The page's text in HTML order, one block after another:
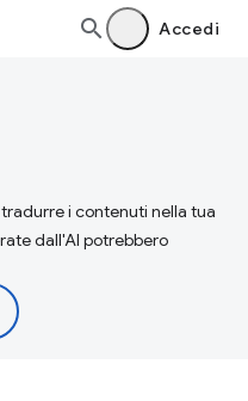
Accedi
i contenuti nella tua
dall'AI potrebbero